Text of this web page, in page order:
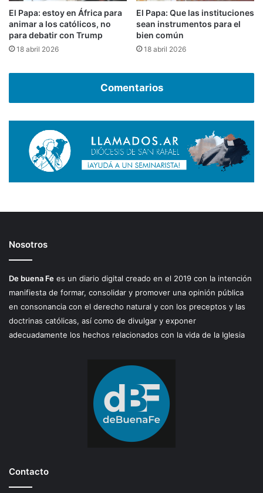
El Papa: estoy en África para
animar a los católicos, no
para debatir con Trump
18 abril 2026
El Papa: Que las instituciones
sean instrumentos para el
bien común
18 abril 2026
Comentarios
Nosotros
De buena Fe es un diario digital creado en el 2019 con la intención
manifiesta de formar, consolidar y promover una opinión pública
en consonancia con el derecho natural y con los preceptos y las
doctrinas católicas, así como de divulgar y exponer
adecuadamente los hechos relacionados con la vida de la Iglesia
Contacto